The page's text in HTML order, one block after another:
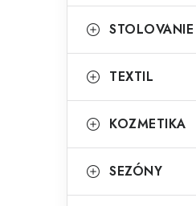
l
STOLOVANIE
TEXTIL
KOZMETIKA
SEZÓNY